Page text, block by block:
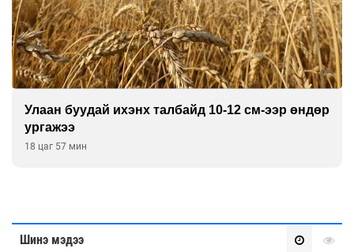
Улаан буудай ихэнх талбайд 10-12 см-ээр өндөр
ургажээ
18 цаг 57 мин
Шинэ мэдээ